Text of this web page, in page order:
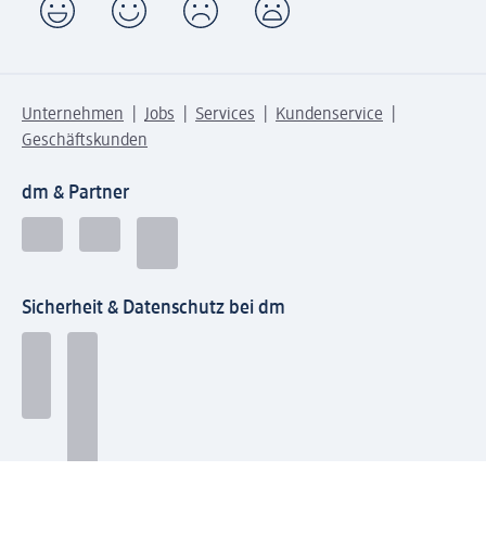
Unternehmen Jobs Services
Kundenservice
Geschäftskunden
dm & Partner
Sicherheit & Datenschutz bei dm